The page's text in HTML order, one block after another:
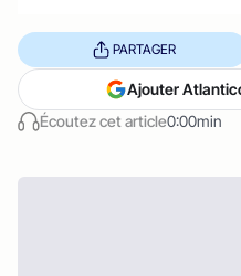
Écoutez cet article0:00min
PARTAGER
Ajouter